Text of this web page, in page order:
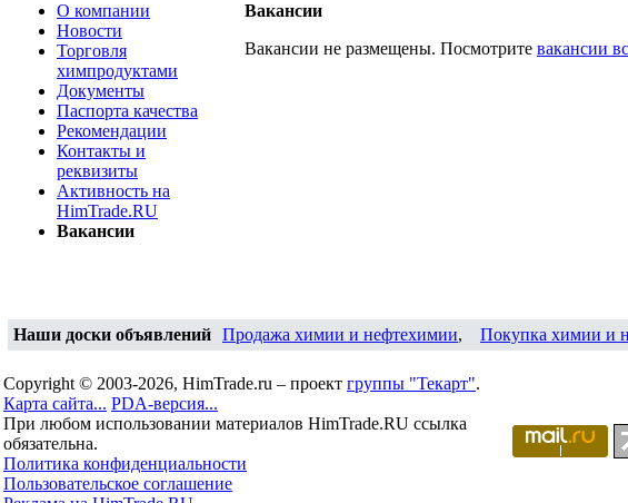
О компании
Новости
Торговля
химпродуктами
Документы
Паспорта качества
Рекомендации
Контакты и
реквизиты
Активность на
HimTrade.RU
Вакансии
Вакансии
Вакансии не размещены. Посмотрите вакансии
Наши доски объявлений Продажа химии и нефтехимии, Покупка химии и
Copyright © 2003-2026, HimTrade.ru – проект группы "Текарт".
Карта сайта... PDA-версия...
При любом использовании материалов HimTrade.RU ссылка
обязательна.
Политика конфиденциальности
Пользовательское соглашение